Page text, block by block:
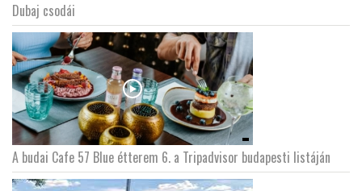
Dubaj csodái
A budai Cafe 57 Blue étterem 6. a Tripadvisor budapesti listáján